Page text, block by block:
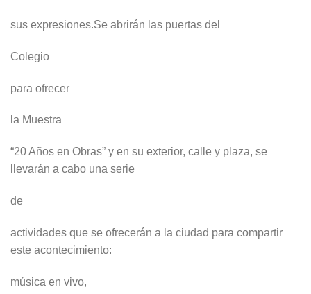
sus expresiones.Se abrirán las puertas del
Colegio
para ofrecer
la Muestra
“20 Años en Obras” y en su exterior, calle y plaza, se
llevarán a cabo una serie
de
actividades que se ofrecerán a la ciudad para compartir
este acontecimiento:
música en vivo,